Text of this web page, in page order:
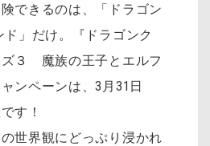
できるのは、「ドラゴン
」だけ。『ドラゴンク
３ 魔族の王子とエルフ
ンペーンは、3月31日
す！
世界観にどっぷり浸かれ